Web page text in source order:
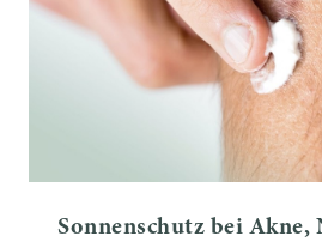
Sonnenschutz bei